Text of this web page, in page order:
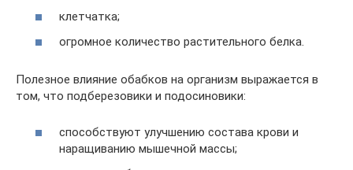
клетчатка;
огромное количество растительного белка.
Полезное влияние обабков на организм выражается в
том, что подберезовики и подосиновики:
способствуют улучшению состава крови и
наращиванию мышечной массы;